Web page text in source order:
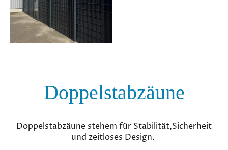
Doppelstabzäune
Doppelstabzäune stehem für Stabilität,Sicherheit
und zeitloses Design.